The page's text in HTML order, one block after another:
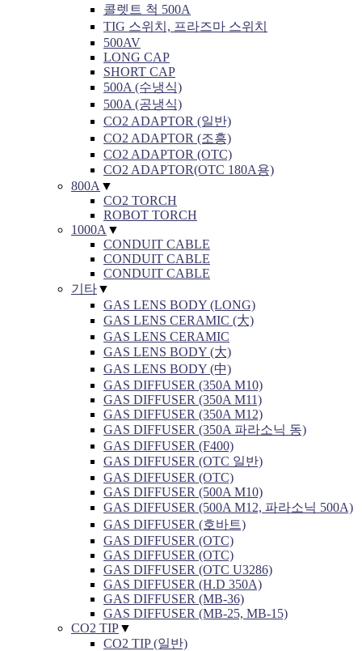
콜렛트 척 500A
TIG 스위치, 프라즈마 스위치
500AV
LONG CAP
SHORT CAP
500A (수냉식)
500A (공냉식)
CO2 ADAPTOR (일반)
CO2 ADAPTOR (조흥)
CO2 ADAPTOR (OTC)
CO2 ADAPTOR(OTC 180A용)
800A ▼
CO2 TORCH
ROBOT TORCH
1000A ▼
CONDUIT CABLE
CONDUIT CABLE
CONDUIT CABLE
기타▼
GAS LENS BODY (LONG)
GAS LENS CERAMIC (大)
GAS LENS CERAMIC
GAS LENS BODY (大)
GAS LENS BODY (中)
GAS DIFFUSER (350A M10)
GAS DIFFUSER (350A M11)
GAS DIFFUSER (350A M12)
GAS DIFFUSER (350A 파라소닉 동)
GAS DIFFUSER (F400)
GAS DIFFUSER (OTC 일반)
GAS DIFFUSER (OTC)
GAS DIFFUSER (500A M10)
GAS DIFFUSER (500A M12, 파라소닉 500A)
GAS DIFFUSER (호바트)
GAS DIFFUSER (OTC)
GAS DIFFUSER (OTC)
GAS DIFFUSER (OTC U3286)
GAS DIFFUSER (H.D 350A)
GAS DIFFUSER (MB-36)
GAS DIFFUSER (MB-25, MB-15)
CO2 TIP▼
CO2 TIP (일반)